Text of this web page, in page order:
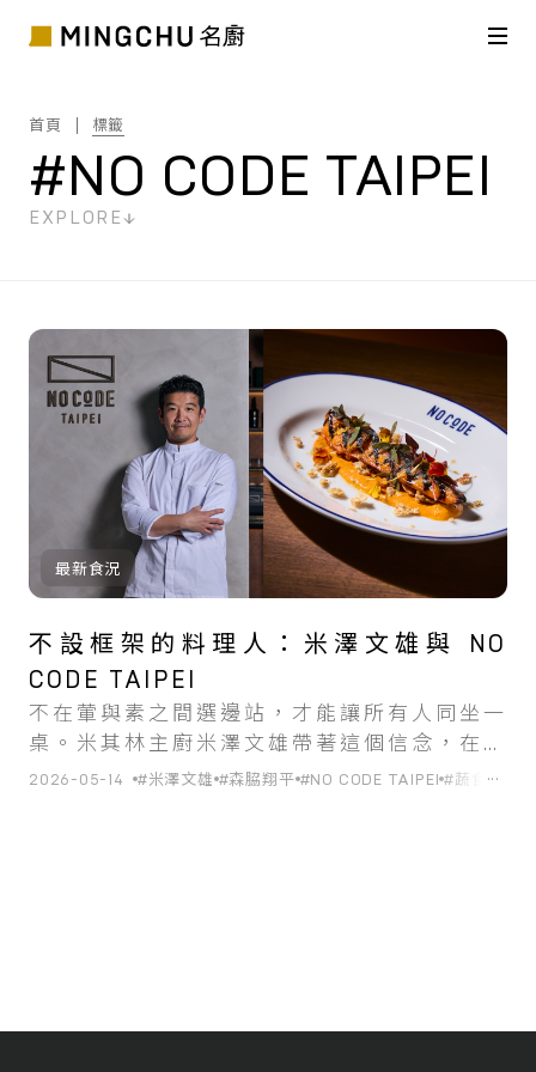
首頁 標籤
#NO CODE TAIPEI
EXPLORE
共1筆搜尋結果
最新食況
不設框架的料理人：米澤文雄與 NO
CODE TAIPEI
不在葷與素之間選邊站，才能讓所有人同坐一
桌。米其林主廚米澤文雄帶著這個信念，在台
北開了他的第一家海外餐廳。
2026-05-14 #米澤文雄 #森脇翔平 #NO CODE TAIPEI #蔬食 #台北
...